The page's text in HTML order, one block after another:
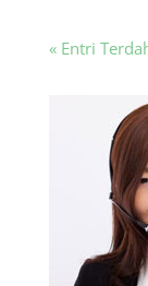
« Entri